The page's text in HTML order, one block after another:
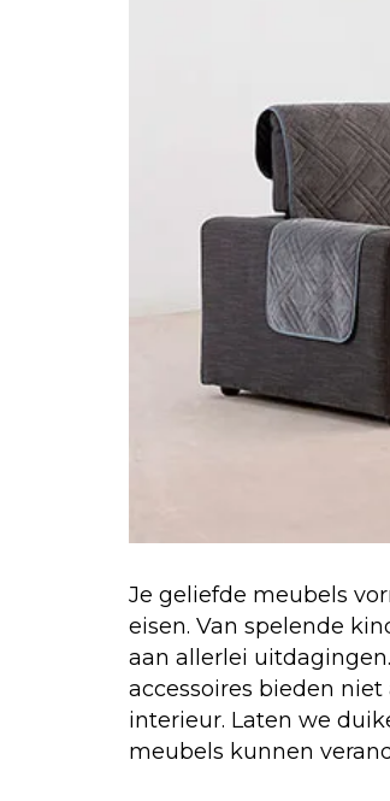
Je geliefde meubels
eisen. Van spelende
aan allerlei
accessoires bieden
interieur. Laten we
meubels kunnen